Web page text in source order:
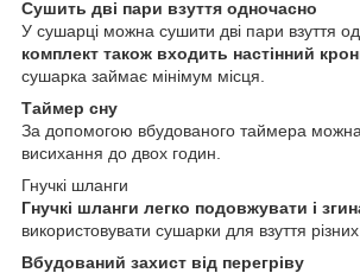
Сушить дві пари взуття одночасно
У сушарці можна сушити дві пари взуття
комплект також входить настінний
сушарка займає мінімум місця.
Таймер сну
За допомогою вбудованого таймера
висихання до двох годин.
Гнучкі шланги
Гнучкі шланги легко подовжувати і
використовувати сушарки для взуття різних
Вбудований захист від перегріву